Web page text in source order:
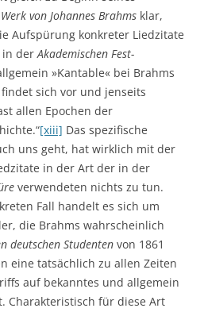
von Johannes Brahms klar,
Aufspürung konkreter Liedzitate
in derAkademischen Fest-
»Kantable« bei Brahms
sich vor und jenseits
allen Epochen der
[xiii] Das spezifische
uns geht, hat wirklich mit der
in der Art der in der
verwendeten nichts zu tun.
Fall handelt es sich um
die Brahms wahrscheinlich
deutschen Studenten von 1861
eine tatsächlich zu allen Zeiten
auf bekanntes und allgemein
Charakteristisch für diese Art